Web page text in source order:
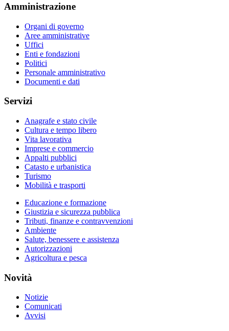
Amministrazione
Organi di governo
Aree amministrative
Uffici
Enti e fondazioni
Politici
Personale amministrativo
Documenti e dati
Servizi
Anagrafe e stato civile
Cultura e tempo libero
Vita lavorativa
Imprese e commercio
Appalti pubblici
Catasto e urbanistica
Turismo
Mobilità e trasporti
Educazione e formazione
Giustizia e sicurezza pubblica
Tributi, finanze e contravvenzioni
Ambiente
Salute, benessere e assistenza
Autorizzazioni
Agricoltura e pesca
Novità
Notizie
Comunicati
Avvisi